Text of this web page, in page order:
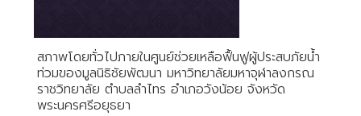
สภาพโดยทั่วไปภายในศูนย์ช่วยเหลือฟื้นฟูผู้ประสบภัยน้ำ
ท่วมของมูลนิธิชัยพัฒนา มหาวิทยาลัยมหาจุฬาลงกรณ
ราชวิทยาลัย ตำบลลำไทร อำเภอวังน้อย จังหวัด
พระนครศรีอยุธยา